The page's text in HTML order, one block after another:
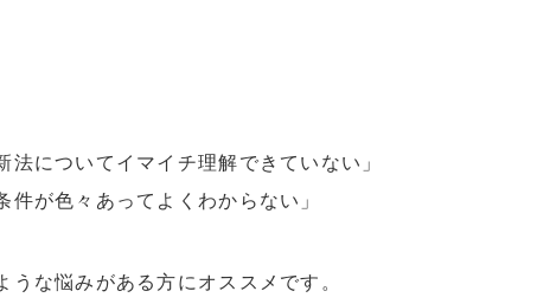
法についてイマイチ理解できていない」
件が色々あってよくわからない」
うな悩みがある方にオススメです。